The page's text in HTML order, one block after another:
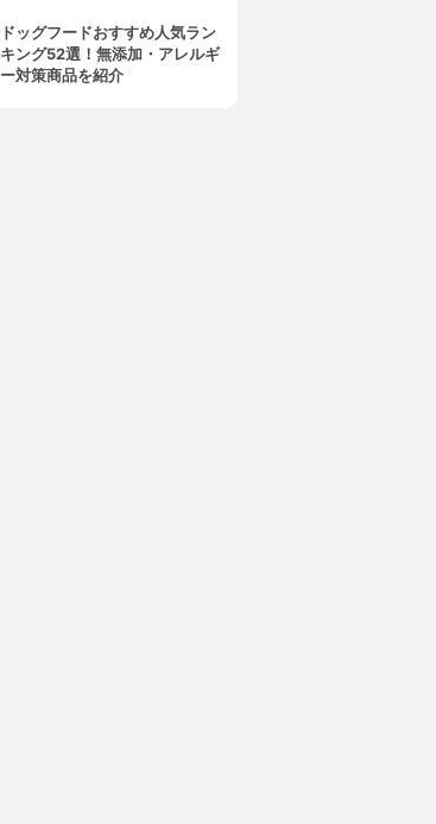
ドッグフードおすすめ人気ラン
キング52選！無添加・アレルギ
ー対策商品を紹介